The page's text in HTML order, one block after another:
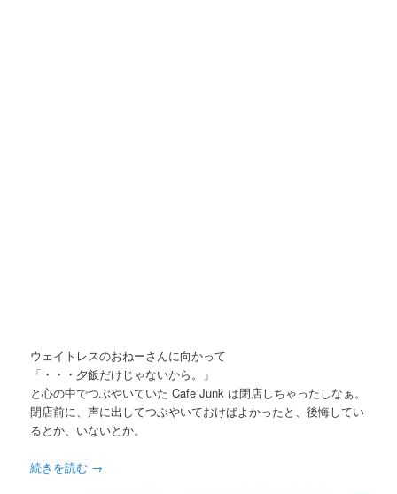
ウェイトレスのおねーさんに向かって
「・・・夕飯だけじゃないから。」
と心の中でつぶやいていた Cafe Junk は閉店しちゃったしなぁ。
閉店前に、声に出してつぶやいておけばよかったと、後悔してい
るとか、いないとか。
続きを読む →